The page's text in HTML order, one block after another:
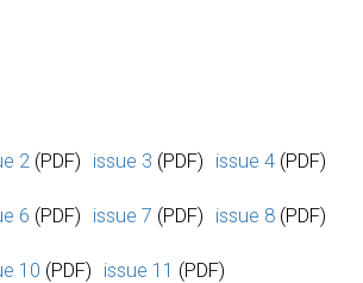
2 (PDF) issue 3 (PDF) issue 4 (PDF)
6 (PDF) issue 7 (PDF) issue 8 (PDF)
10 (PDF) issue 11 (PDF)